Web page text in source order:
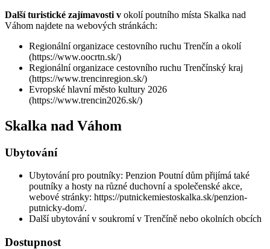
Další turistické zajímavosti v okolí poutního místa Skalka nad
Váhom najdete na webových stránkách:
Regionální organizace cestovního ruchu Trenčín a okolí
(https://www.oocrtn.sk/)
Regionální organizace cestovního ruchu Trenčínský kraj
(https://www.trencinregion.sk/)
Evropské hlavní město kultury 2026
(https://www.trencin2026.sk/)
Skalka nad Váhom
Ubytování
Ubytování pro poutníky: Penzion Poutní dům přijímá také
poutníky a hosty na různé duchovní a společenské akce,
webové stránky: https://putnickemiestoskalka.sk/penzion-
putnicky-dom/.
Další ubytování v soukromí v Trenčíně nebo okolních obcích
Dostupnost